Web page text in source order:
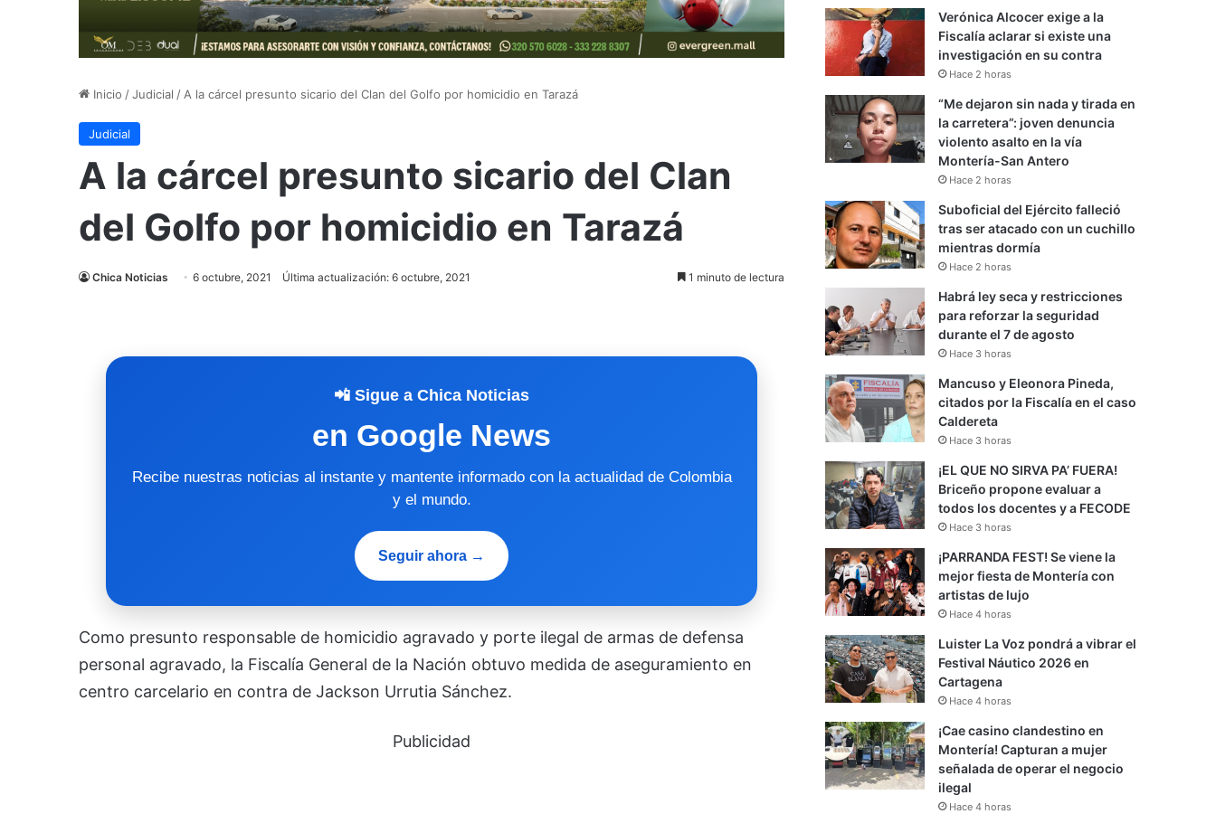
Inicio /Judicial / A la cárcel presunto sicario del Clan del Golfo por homicidio en Tarazá
Judicial
A la cárcel presunto sicario del Clan
del Golfo por homicidio en Tarazá
Chica Noticias 6 octubre, 2021 Última actualización: 6 octubre, 2021 1 minuto de lectura
📲 Sigue a Chica Noticias
en Google News
Recibe nuestras noticias al instante y mantente informado con la actualidad de Colombia
y el mundo.
Seguir ahora →
Como presunto responsable de homicidio agravado y porte ilegal de armas de defensa
personal agravado, la Fiscalía General de la Nación obtuvo medida de aseguramiento en
centro carcelario en contra de Jackson Urrutia Sánchez.
Publicidad
Verónica Alcocer exige a la
Fiscalía aclarar si existe una
investigación en su contra
Hace 2 horas
“Me dejaron sin nada y tirada en
la carretera”: joven denuncia
violento asalto en la vía
Montería-San Antero
Hace 2 horas
Suboficial del Ejército falleció
tras ser atacado con un cuchillo
mientras dormía
Hace 2 horas
Habrá ley seca y restricciones
para reforzar la seguridad
durante el 7 de agosto
Hace 3 horas
Mancuso y Eleonora Pineda,
citados por la Fiscalía en el caso
Caldereta
Hace 3 horas
¡EL QUE NO SIRVA PA’ FUERA!
Briceño propone evaluar a
todos los docentes y a FECODE
Hace 3 horas
¡PARRANDA FEST! Se viene la
mejor fiesta de Montería con
artistas de lujo
Hace 4 horas
Luister La Voz pondrá a vibrar el
Festival Náutico 2026 en
Cartagena
Hace 4 horas
¡Cae casino clandestino en
Montería! Capturan a mujer
señalada de operar el negocio
ilegal
Hace 4 horas